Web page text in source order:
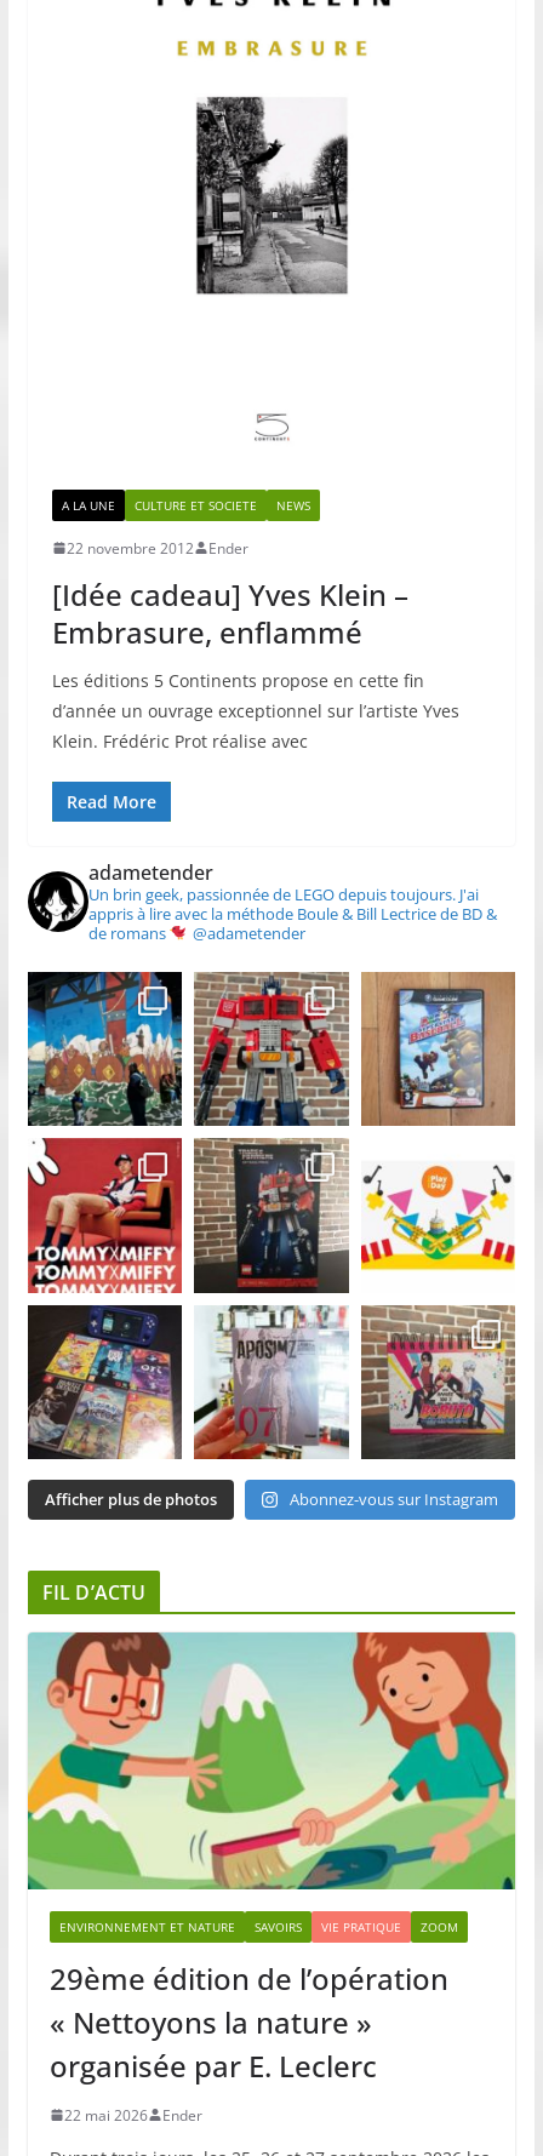
A LA UNE CULTURE ET SOCIETE NEWS
22 novembre 2012 Ender
[Idée cadeau] Yves Klein –
Embrasure, enflammé
Les éditions 5 Continents propose en cette fin
d’année un ouvrage exceptionnel sur l’artiste Yves
Klein. Frédéric Prot réalise avec
Read More
adametender
Un brin geek, passionnée de LEGO depuis toujours.J'ai
appris à lire avec la méthode Boule & Bill Lectrice de BD &
de romans
@adametender
Afficher plus de photos Abonnez-vous sur Instagram
FIL D’ACTU
ENVIRONNEMENT ET NATURE SAVOIRS VIE PRATIQUE ZOOM
29ème édition de l’opération
« Nettoyons la nature »
organisée par E. Leclerc
22 mai 2026 Ender